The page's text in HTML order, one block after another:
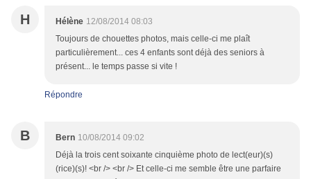
H Hélène 12/08/2014 08:03
Toujours de chouettes photos, mais celle-ci me plaît
particulièrement... ces 4 enfants sont déjà des seniors à
présent... le temps passe si vite !
Répondre
B Bern 10/08/2014 09:02
Déjà la trois cent soixante cinquième photo de lect(eur)(s)
(rice)(s)! <br /> <br /> Et celle-ci me semble être une parfaire